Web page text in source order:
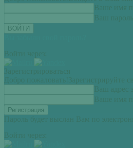
Ваше имя
Ваш пароль
Войти через:
Зарегистрироваться
Добро пожаловать! Зарегистрируйте
Ваш адрес
Ваше имя
Пароль будет выслан Вам по
Войти через: